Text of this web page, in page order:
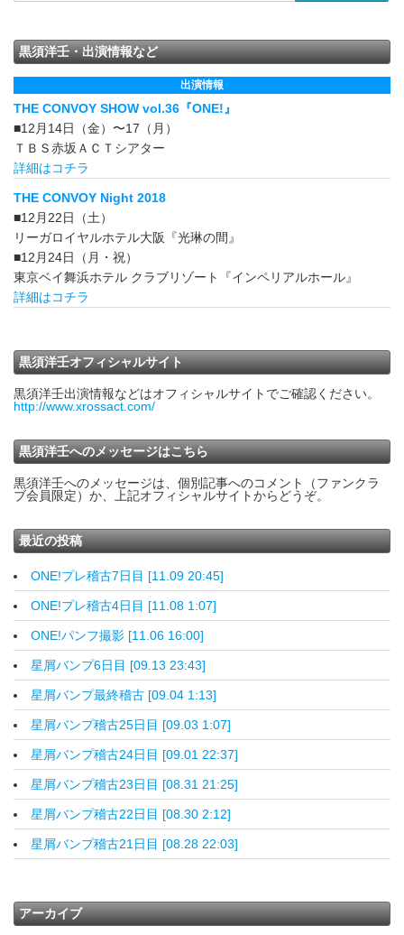
黒須洋壬・出演情報など
出演情報
THE CONVOY SHOW vol.36『ONE!』
■12月14日（金）〜17（月）
ＴＢＳ赤坂ＡＣＴシアター
詳細はコチラ
THE CONVOY Night 2018
■12月22日（土）
リーガロイヤルホテル大阪『光琳の間』
■12月24日（月・祝）
東京ベイ舞浜ホテル クラブリゾート『インペリアルホール』
詳細はコチラ
黒須洋壬オフィシャルサイト
黒須洋壬出演情報などはオフィシャルサイトでご確認ください。
http://www.xrossact.com/
黒須洋壬へのメッセージはこちら
黒須洋壬へのメッセージは、個別記事へのコメント（ファンクラ
ブ会員限定）か、上記オフィシャルサイトからどうぞ。
最近の投稿
ONE!プレ稽古7日目 [11.09 20:45]
ONE!プレ稽古4日目 [11.08 1:07]
ONE!パンフ撮影 [11.06 16:00]
星屑バンプ6日目 [09.13 23:43]
星屑バンプ最終稽古 [09.04 1:13]
星屑バンプ稽古25日目 [09.03 1:07]
星屑バンプ稽古24日目 [09.01 22:37]
星屑バンプ稽古23日目 [08.31 21:25]
星屑バンプ稽古22日目 [08.30 2:12]
星屑バンプ稽古21日目 [08.28 22:03]
アーカイブ